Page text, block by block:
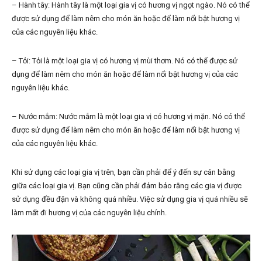
– Hành tây: Hành tây là một loại gia vị có hương vị ngọt ngào. Nó có thể
được sử dụng để làm nêm cho món ăn hoặc để làm nổi bật hương vị
của các nguyên liệu khác.
– Tỏi: Tỏi là một loại gia vị có hương vị mùi thơm. Nó có thể được sử
dụng để làm nêm cho món ăn hoặc để làm nổi bật hương vị của các
nguyên liệu khác.
– Nước mắm: Nước mắm là một loại gia vị có hương vị mặn. Nó có thể
được sử dụng để làm nêm cho món ăn hoặc để làm nổi bật hương vị
của các nguyên liệu khác.
Khi sử dụng các loại gia vị trên, bạn cần phải để ý đến sự cân bằng
giữa các loại gia vị. Bạn cũng cần phải đảm bảo rằng các gia vị được
sử dụng đều đặn và không quá nhiều. Việc sử dụng gia vị quá nhiều sẽ
làm mất đi hương vị của các nguyên liệu chính.